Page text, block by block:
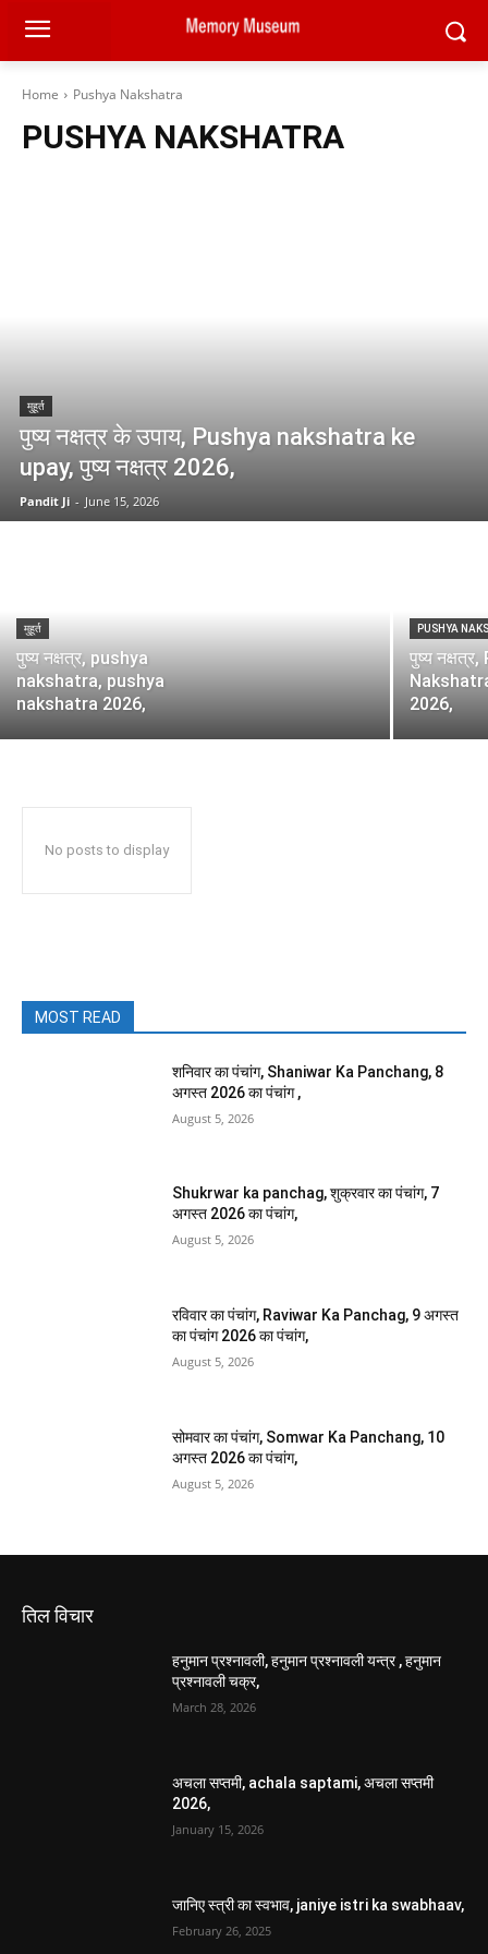
Home Pushya Nakshatra
PUSHYA NAKSHATRA
मुहूर्त
पुष्य नक्षत्र के उपाय, Pushya nakshatra ke
upay, पुष्य नक्षत्र 2026,
Pandit Ji - June 15, 2026
मुहूर्त
पुष्य नक्षत्र, pushya
nakshatra, pushya
nakshatra 2026,
PUSHYA
पुष्य
2026,
No posts to display
MOST READ
शनिवार का पंचांग, Shaniwar Ka Panchang, 8
अगस्त 2026 का पंचांग ,
August 5, 2026
Shukrwar ka panchag, शुक्रवार का पंचांग, 7
अगस्त 2026 का पंचांग,
August 5, 2026
रविवार का पंचांग, Raviwar Ka Panchag, 9 अगस्त
का पंचांग 2026 का पंचांग,
August 5, 2026
सोमवार का पंचांग, Somwar Ka Panchang, 10
अगस्त 2026 का पंचांग,
August 5, 2026
तिल विचार
हनुमान प्रश्नावली, हनुमान प्रश्नावली यन्त्र , हनुमान
प्रश्नावली चक्र,
March 28, 2026
अचला सप्तमी, achala saptami, अचला सप्तमी
2026,
January 15, 2026
जानिए स्त्री का स्वभाव, janiye istri ka swabhaav,
February 26, 2025